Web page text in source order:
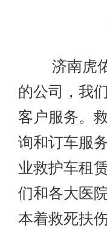
济南虎佑
的公司，我
客户服务。
询和订车服
业救护车租
们和各大医
本着救死扶